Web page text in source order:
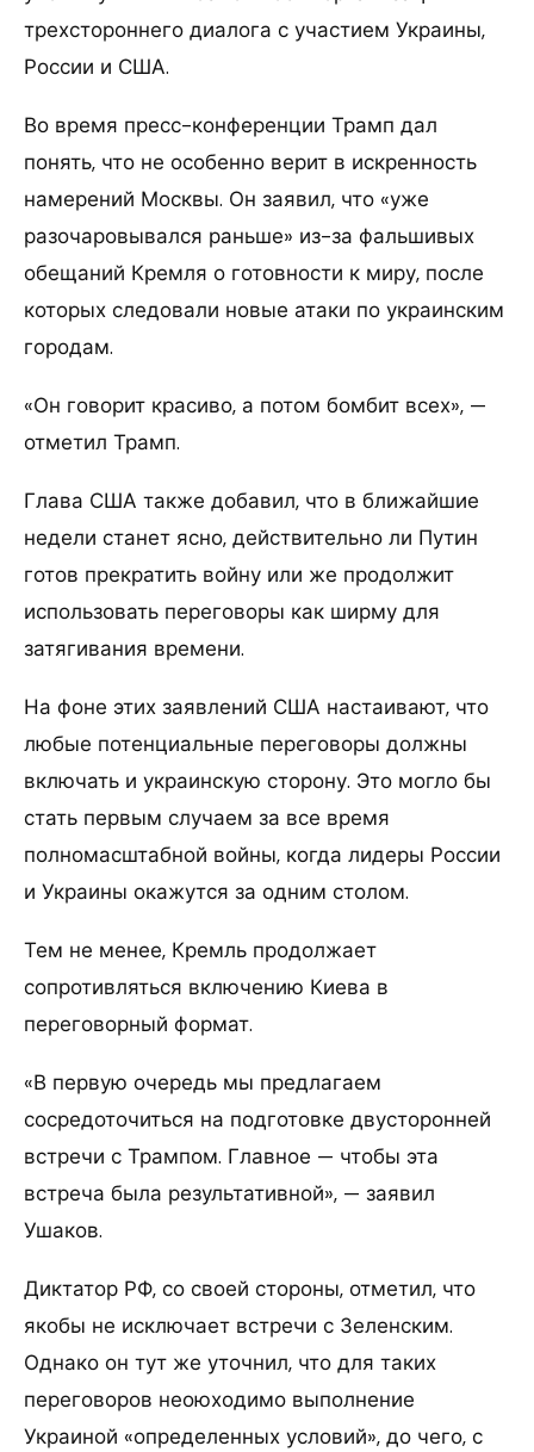
трехстороннего диалога с участием Украины,
России и США.
Во время пресс-конференции Трамп дал
понять, что не особенно верит в искренность
намерений Москвы. Он заявил, что «уже
разочаровывался раньше» из-за фальшивых
обещаний Кремля о готовности к миру, после
которых следовали новые атаки по украинским
городам.
«Он говорит красиво, а потом бомбит всех», —
отметил Трамп.
Глава США также добавил, что в ближайшие
недели станет ясно, действительно ли Путин
готов прекратить войну или же продолжит
использовать переговоры как ширму для
затягивания времени.
На фоне этих заявлений США настаивают, что
любые потенциальные переговоры должны
включать и украинскую сторону. Это могло бы
стать первым случаем за все время
полномасштабной войны, когда лидеры России
и Украины окажутся за одним столом.
Тем не менее, Кремль продолжает
сопротивляться включению Киева в
переговорный формат.
«В первую очередь мы предлагаем
сосредоточиться на подготовке двусторонней
встречи с Трампом. Главное — чтобы эта
встреча была результативной», — заявил
Ушаков.
Диктатор РФ, со своей стороны, отметил, что
якобы не исключает встречи с Зеленским.
Однако он тут же уточнил, что для таких
переговоров неоюходимо выполнение
Украиной «определенных условий», до чего, с